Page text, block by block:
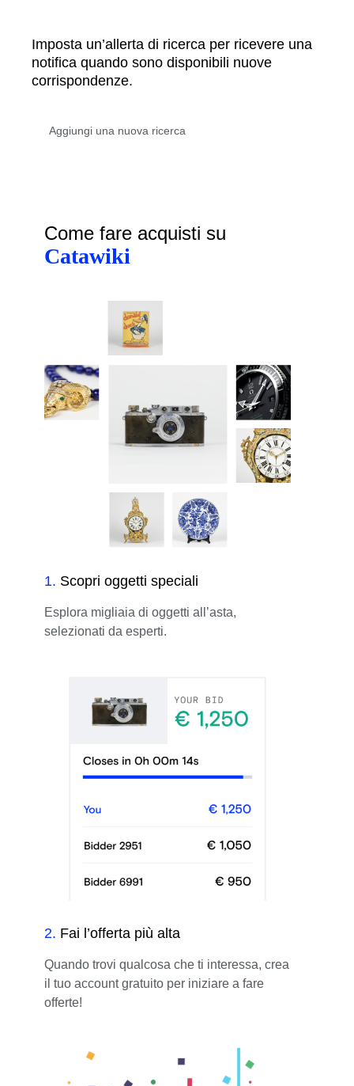
Imposta un’allerta di ricerca per ricevere una
notifica quando sono disponibili nuove
corrispondenze.
Come fare acquisti su
Catawiki
1. Scopri oggetti speciali
Esplora migliaia di oggetti all’asta,
selezionati da esperti.
2. Fai l’offerta più alta
Quando trovi qualcosa che ti interessa, crea
il tuo account gratuito per iniziare a fare
offerte!